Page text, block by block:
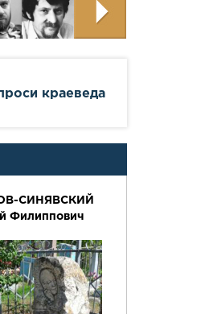
краеведа
СИНЯВСКИЙ
Филиппович